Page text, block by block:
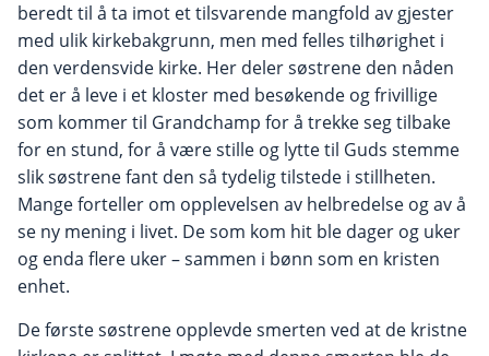
beredt til å ta imot et tilsvarende mangfold av gjester
med ulik kirkebakgrunn, men med felles tilhørighet i
den verdensvide kirke. Her deler søstrene den nåden
det er å leve i et kloster med besøkende og frivillige
som kommer til Grandchamp for å trekke seg tilbake
for en stund, for å være stille og lytte til Guds stemme
slik søstrene fant den så tydelig tilstede i stillheten.
Mange forteller om opplevelsen av helbredelse og av å
se ny mening i livet. De som kom hit ble dager og uker
og enda flere uker – sammen i bønn som en kristen
enhet.
De første søstrene opplevde smerten ved at de kristne